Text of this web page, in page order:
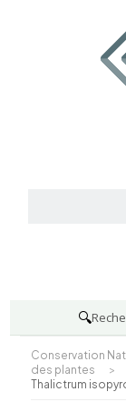
🔍
Conservation
des plantes
>
Thalictrum